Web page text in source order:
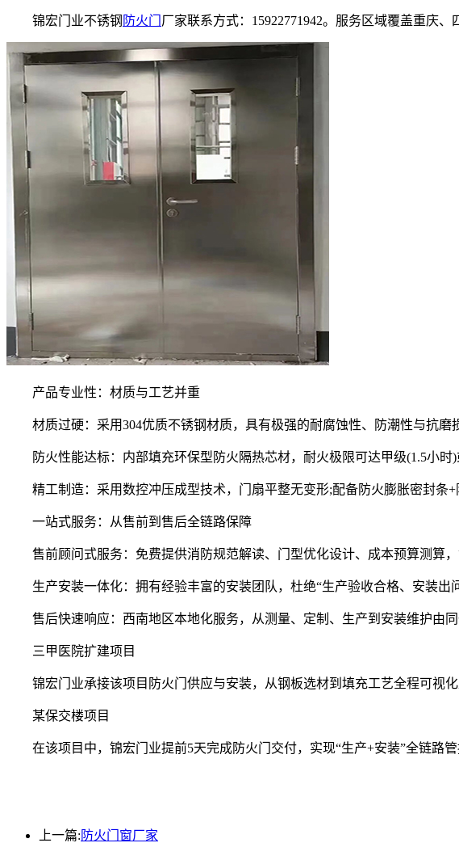
锦宏门业不锈钢 防火门 厂家联系方式：15922771942。服务区域覆盖重庆
产品专业性：材质与工艺并重
材质过硬：采用304优质不锈钢材质，具有极强的耐腐蚀性、防潮性与抗磨
防火性能达标：内部填充环保型防火隔热芯材，耐火极限可达甲级(1.5小时)
精工制造：采用数控冲压成型技术，门扇平整无变形;配备防火膨胀密封条+
一站式服务：从售前到售后全链路保障
售前顾问式服务：免费提供消防规范解读、门型优化设计、成本预算测算，
生产安装一体化：拥有经验丰富的安装团队，杜绝“生产验收合格、安装出
售后快速响应：西南地区本地化服务，从测量、定制、生产到安装维护由同
三甲医院扩建项目
锦宏门业承接该项目防火门供应与安装，从钢板选材到填充工艺全程可视化
某保交楼项目
在该项目中，锦宏门业提前5天完成防火门交付，实现“生产+安装”全链路
上一篇: 防火门窗厂家